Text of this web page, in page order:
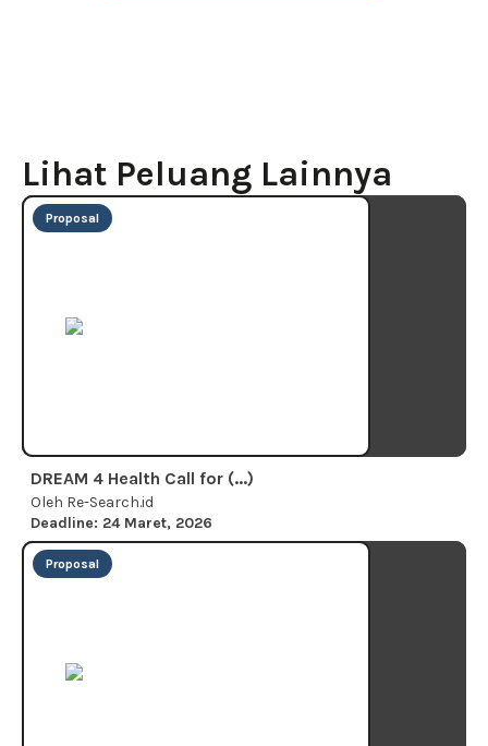
Lihat Peluang Lainnya
Proposal
DREAM 4 Health Call for (...)
Oleh Re-Search.id
Deadline: 24 Maret, 2026
Proposal